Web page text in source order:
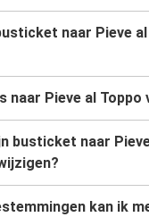
naar Pieve al
naar Pieve al Toppo
busticket naar
kan ik